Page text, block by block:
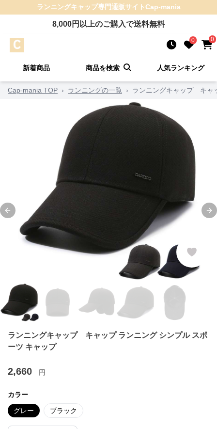
ランニングキャップ専門通販サイトCap-mania
8,000円以上のご購入で送料無料
0 0
新着商品 商品を検索 人気ランキング
Cap-mania TOP › ランニングの一覧 › ランニングキャップ キャ
Previous slide
ランニングキャップ キャップ ランニング シンプル スポ
ーツ キャップ
2,660 円
カラー
グレー ブラック